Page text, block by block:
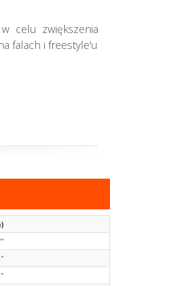
celu zwiększenia
falach i freestyle'u